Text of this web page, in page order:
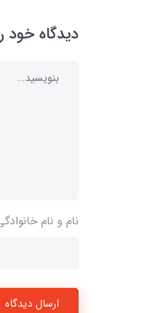
دیدگاه خود
نام و نام
ارسال دیدگاه